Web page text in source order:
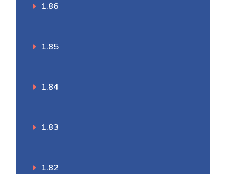
1.86
1.85
1.84
1.83
1.82